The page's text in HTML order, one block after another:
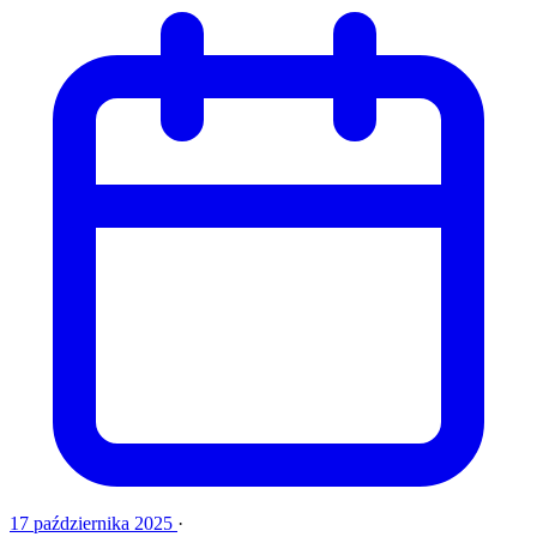
17 października 2025 ·